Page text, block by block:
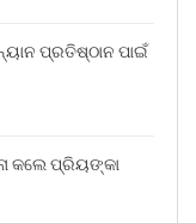
ପ୍ରତିଷ୍ଠାନ ପାଇଁ
କଲେ ପ୍ରିୟଙ୍କା